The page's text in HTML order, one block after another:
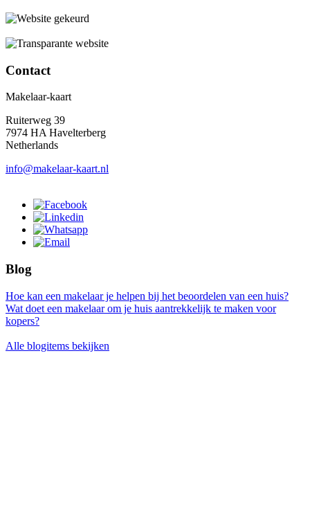
Contact
Makelaar-kaart
Ruiterweg 39
7974 HA Havelterberg
Netherlands
info@makelaar-kaart.nl
Blog
Hoe kan een makelaar je helpen bij het beoordelen van een huis?
Wat doet een makelaar om je huis aantrekkelijk te maken voor
kopers?
Alle blogitems bekijken